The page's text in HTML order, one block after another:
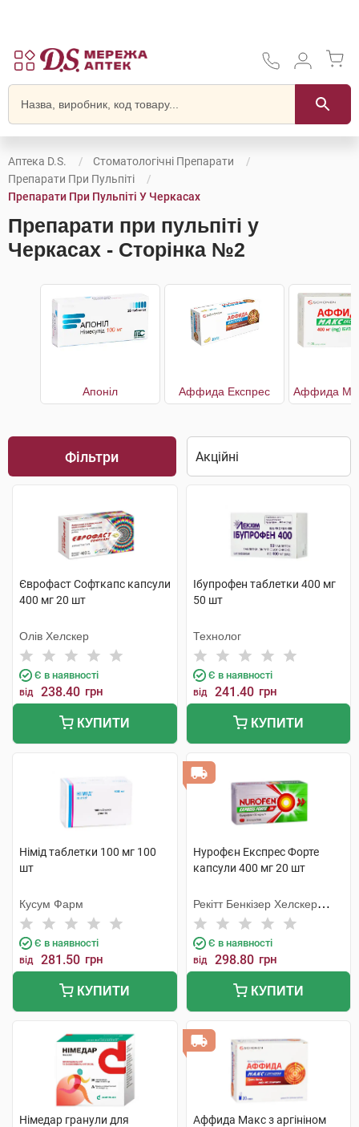
Аптека D.S.
Стоматологічні Препарати
Препарати При Пульпіті
Препарати При Пульпіті У Черкасах
Препарати при пульпіті у
Черкасах - Сторінка №2
Апоніл Аффида Експрес
Фільтри
Єврофаст Софткапс капсули
400 мг 20 шт
Олів Хелскер
Є в наявності
від 238.40 грн
КУПИТИ
Ібупрофен таблетки 400 мг
50 шт
Технолог
Є в наявності
від 241.40 грн
КУПИТИ
Німід таблетки 100 мг 100
шт
Кусум Фарм
Є в наявності
від 281.50 грн
КУПИТИ
Нурофєн Експрес Форте
капсули 400 мг 20 шт
Рекітт Бенкізер Хелскер
Інтернешнл
Є в наявності
від 298.80 грн
КУПИТИ
Німедар гранули для
Аффида Макс з аргініном